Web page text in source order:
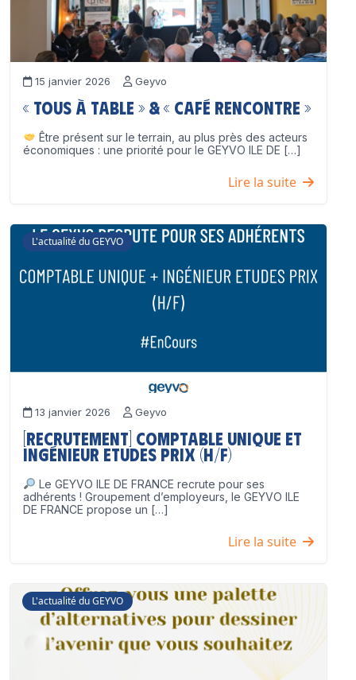
15 janvier 2026 Geyvo
« Tous à table » & « Café Rencontre »
Être présent sur le terrain, au plus près des acteurs
économiques : une priorité pour le GEYVO ILE DE […]
Lire la suite
L'actualité du GEYVO
13 janvier 2026 Geyvo
[Recrutement] Comptable unique et
Ingénieur Etudes Prix (H/F)
Le GEYVO ILE DE FRANCE recrute pour ses
adhérents ! Groupement d’employeurs, le GEYVO ILE
DE FRANCE propose un […]
Lire la suite
L'actualité du GEYVO